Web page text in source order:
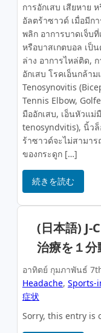
การอักเสบ เสียหาย
อัลตร้าซาวด์ เมื่อมีก
พลิก อาการบาดเจ็บ
หรือบาสเกตบอล เป็
ล่าง อาการไหล่ติด,
อักเสบ โรคเอ็นกล้า
Tenosynovitis
Tennis Elbow,
มืออักเสบ, เอ็นหัวแม่
tenosyndvitis), นิ้
ร้าซาวด์จะไม่สามา
ของกระดูก […]
続きを読む
(日本語) J-
治療を１分
อาทิตย์ กุมภาพันธ์
Headache, Sports-
症状
Sorry, this entry is